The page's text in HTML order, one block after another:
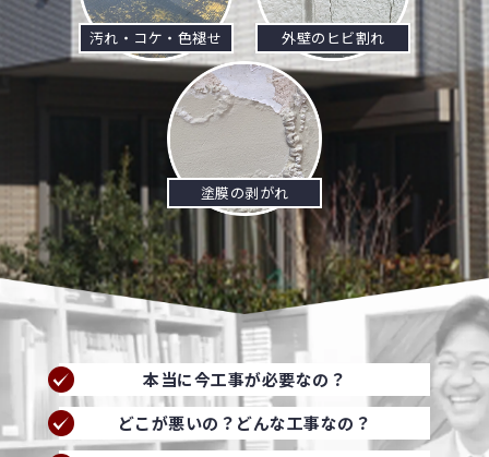
汚れ・コケ・色褪せ 外壁のヒビ割れ
塗膜の剥がれ
本当に今工事が必要なの？
どこが悪いの？どんな工事なの？